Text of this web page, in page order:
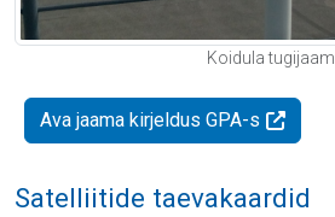
Koidula tugijaam
Ava jaama kirjeldus GPA-s
Satelliitide taevakaardid